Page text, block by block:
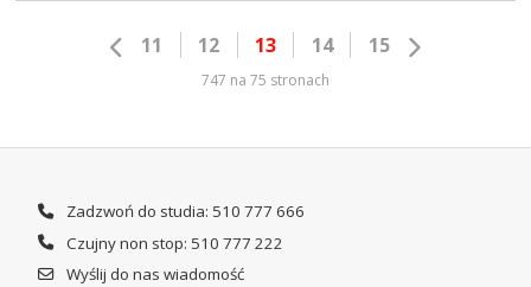
11 12 13 14 15
747 na 75 stronach
Zadzwoń do studia: 510 777 666
Czujny non stop: 510 777 222
Wyślij do nas wiadomość